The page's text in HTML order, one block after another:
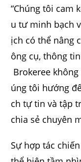
“Chúng tôi cam
u tư minh bạch
ịch có thể nâng
ông cụ, thông
Brokeree
úng tôi hướng
ch tự tin và tập
chia sẻ chuyên
Sự hợp tác